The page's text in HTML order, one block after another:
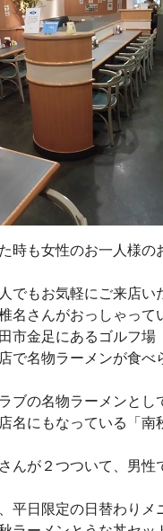
時も女性のお一人様の
でもお気軽にご来店い
名さんがおっしゃって
市金足にあるゴルフ場
で名物ラーメンが食べ
ブの名物ラーメンとし
名にもなっている「南
んが２つついて、男性
平日限定の日替わりメ